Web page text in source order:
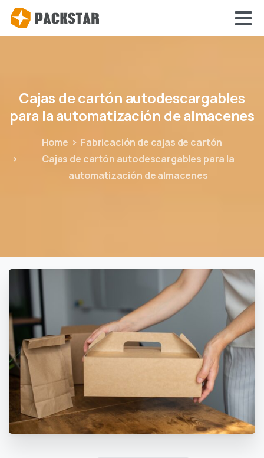
Cajas decartón autodescargables
para laautomatización dealmacenes
Home
Fabricación de cajas de cartón
Cajas de cartón autodescargables para la
automatización de almacenes